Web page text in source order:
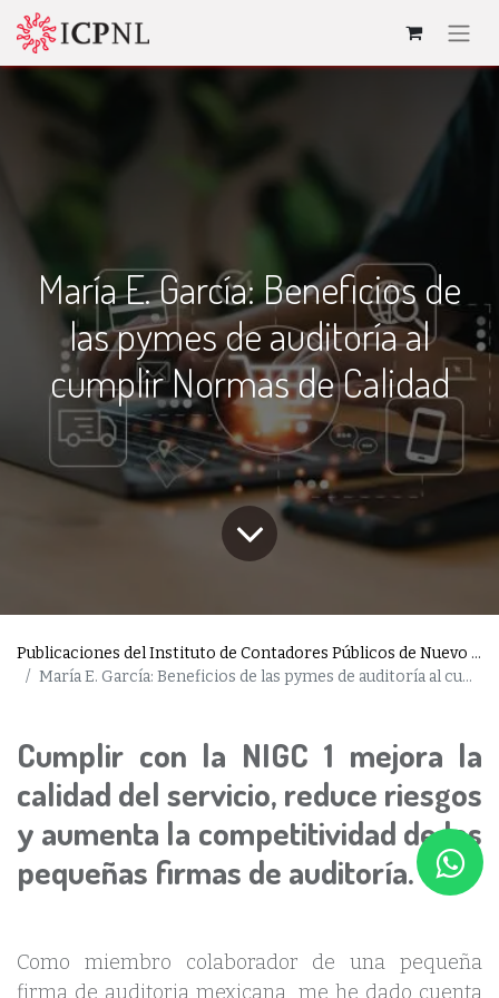
María E. García: Beneficios de
las pymes de auditoría al
cumplir Normas de Calidad
Publicaciones del Instituto de Contadores Públicos de Nuevo León
María E. García: Beneficios de las pymes de auditoría al cumplir Normas de Calidad
Cumplir con la NIGC 1 mejora la
calidad del servicio, reduce riesgos
y aumenta la competitividad de las
pequeñas firmas de auditoría.
Como miembro colaborador de una pequeña
firma de auditoria mexicana, me he dado cuenta